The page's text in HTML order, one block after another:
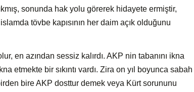
sonunda hak yolu görerek hidayete ermiştir,
tövbe kapısının her daim açık olduğunu
en azından sessiz kalırdı. AKP nin tabanını ikna
etmekte bir sıkıntı vardı. Zira on yıl boyunca sabah
bire AKP dosttur demek veya Kürt sorununu